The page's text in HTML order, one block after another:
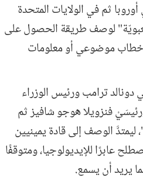
ثم في الولايات المتحدة
لوصف طريقة الحصول على
خطاب موضوعي أو معلومات
ترامب ورئيس الوزراء
فنزويلا هوجو شافيز ثم
ليمتدَّ الوصف إلى قادة يمينيين
عابرًا للإيديولوجيا، ومتوقفًا
يريد أن يسمع.